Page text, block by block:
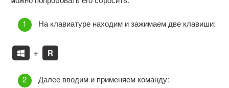
На клавиатуре находим и зажимаем две клавиши:
+ R
Далее вводим и применяем команду: